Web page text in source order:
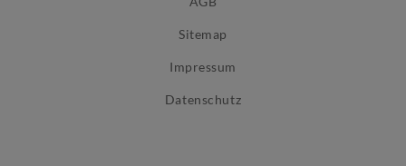
Sitemap
Impressum
Datenschutz